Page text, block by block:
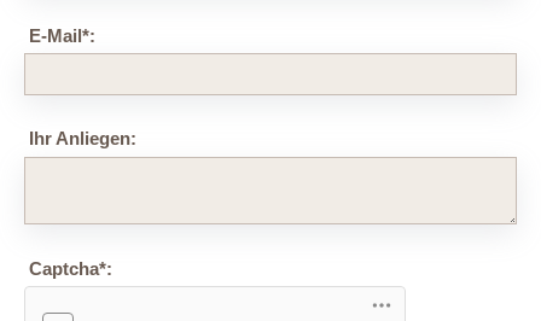
E-Mail*:
Ihr Anliegen:
Captcha*: